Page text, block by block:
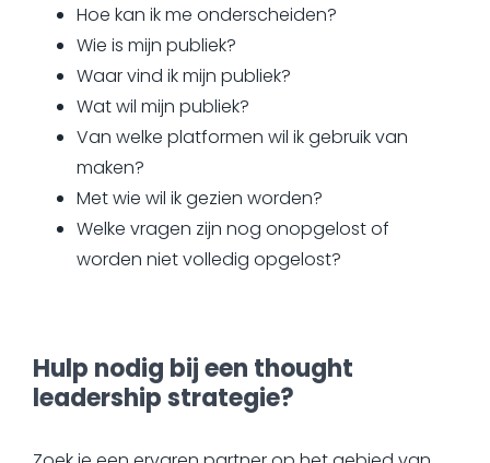
Hoe kan ik me onderscheiden?
Wie is mijn publiek?
Waar vind ik mijn publiek?
Wat wil mijn publiek?
Van welke platformen wil ik gebruik van
maken?
Met wie wil ik gezien worden?
Welke vragen zijn nog onopgelost of
worden niet volledig opgelost?
Hulp nodig bij een thought
leadership strategie?